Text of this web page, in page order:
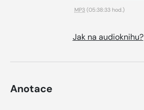
MP3 (05:38:33 hod.)
Jak na audioknihu?
Anotace